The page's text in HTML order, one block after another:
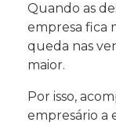
Quando as
empresa fica
queda nas
maior.
Por isso,
empresário a